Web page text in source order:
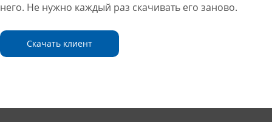
него. Не нужно каждый раз скачивать его заново.
Скачать клиент